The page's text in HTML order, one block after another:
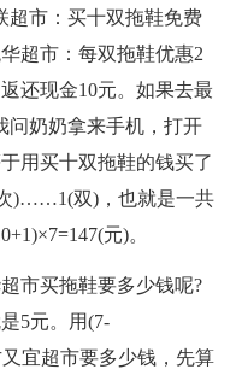
超市：买十双拖鞋免费
超市：每双拖鞋优惠2
还现金10元。如果去最
问奶奶拿来手机，打开
用买十双拖鞋的钱买了
)……1(双)，也就是一共
元)。
市买拖鞋要多少钱呢?
5元。用(7-
宜超市要多少钱，先算